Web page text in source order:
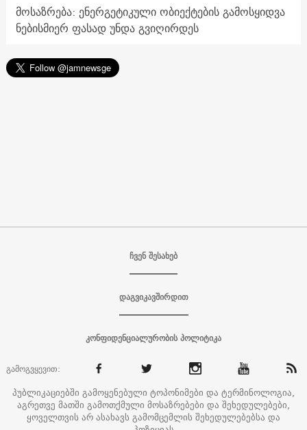
მოსაზრება: ენერგეტიკული ობიექტების გამოსყიდვა
ნებისმიერ ფასად უნდა გვიღირდეს
ჩვენ შესახებ
დაგვიკავშირდით
კონფიდენციალურობის პოლიტიკა
გამოგვყევით:
პუბლიკაციებში გამოყენებული ტოპონიმები და ტერმინოლოგია,
აგრეთვე მათში გამოთქმული მოსაზრებები და შეხედულებები,
ყოველთვის არ ასახავს გამომცემლის შეხედულებებსა და